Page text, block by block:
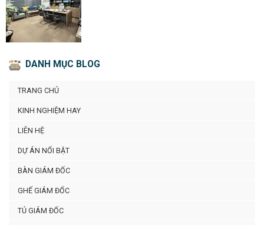
DANH MỤC BLOG
TRANG CHỦ
KINH NGHIỆM HAY
LIÊN HỆ
DỰ ÁN NỔI BẬT
BÀN GIÁM ĐỐC
GHẾ GIÁM ĐỐC
TỦ GIÁM ĐỐC